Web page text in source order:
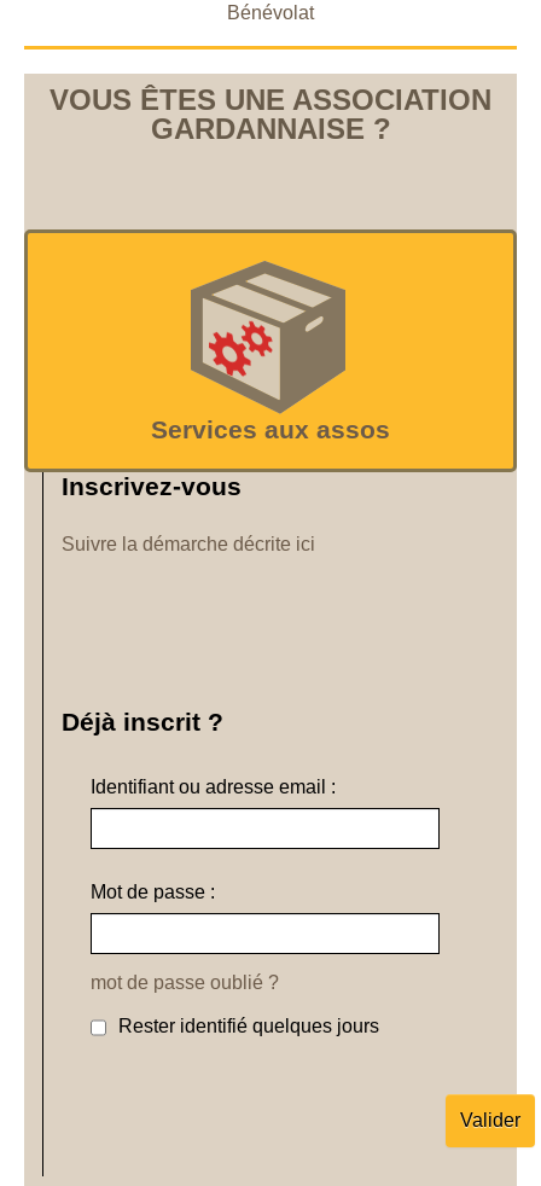
Bénévolat
VOUS ÊTES UNE ASSOCIATION
GARDANNAISE ?
Services aux assos
Inscrivez-vous
Suivre la démarche décrite ici
Déjà inscrit ?
Identifiant ou adresse email :
Mot de passe :
mot de passe oublié ?
Rester identifié quelques jours